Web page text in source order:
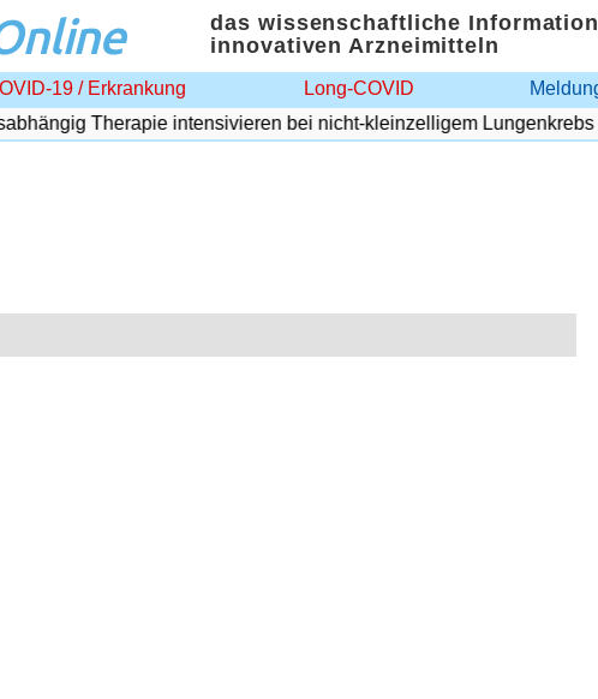
das wissenschaftliche
innovativen Arzneimitteln
19 / Erkrankung Long-COVID
Therapie intensivieren bei nicht-kleinzelligem Lungenkrebs